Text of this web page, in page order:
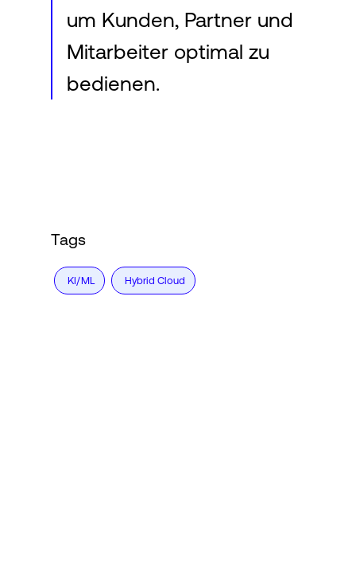
um Kunden, Partner und
Mitarbeiter optimal zu
bedienen.
Tags
KI/ML Hybrid Cloud